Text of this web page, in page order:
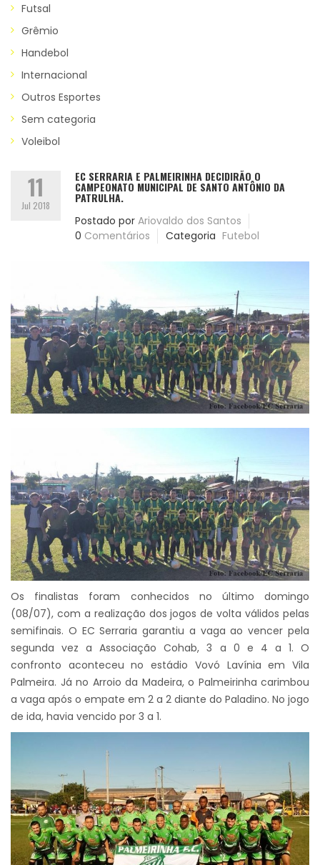
Futsal
Grêmio
Handebol
Internacional
Outros Esportes
Sem categoria
Voleibol
11
Jul 2018
EC SERRARIA E PALMEIRINHA DECIDIRÃO O
CAMPEONATO MUNICIPAL DE SANTO ANTÔNIO DA
PATRULHA.
Postado por Ariovaldo dos Santos
0 Comentários Categoria Futebol
Os finalistas foram conhecidos no último domingo
(08/07), com a realização dos jogos de volta válidos pelas
semifinais. O EC Serraria garantiu a vaga ao vencer pela
segunda vez a Associação Cohab, 3 a 0 e 4 a 1. O
confronto aconteceu no estádio Vovó Lavínia em Vila
Palmeira. Já no Arroio da Madeira, o Palmeirinha carimbou
a vaga após o empate em 2 a 2 diante do Paladino. No jogo
de ida, havia vencido por 3 a 1.